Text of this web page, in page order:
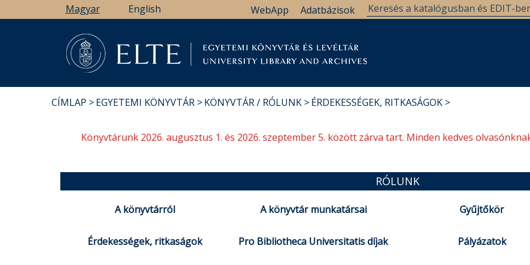
a
Magyar English Adatbázisok
WebApp
CÍMLAP EGYETEMI KÖNYVTÁR KÖNYVTÁR / RÓLUNK ÉRDEKESSÉGEK, RITKASÁGOK
Könyvtárunk 2026. augusztus 1. és 2026. szeptember 5. között zárva tart. Minden kedves
RÓLUNK
A könyvtárról A könyvtár munkatársai Gyűjtőkör
Érdekességek, ritkaságok Pro Bibliotheca Universitatis díjak Pályázatok